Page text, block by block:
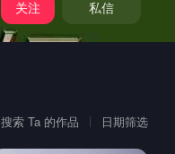
私信
关注
搜索 Ta 的作品 日期筛选